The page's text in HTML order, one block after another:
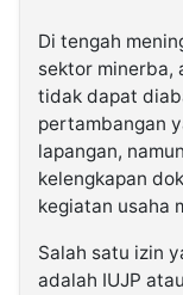
Di tengah
sektor minerba,
tidak dapat
pertambangan
lapangan,
kelengkapan
kegiatan usaha
Salah satu izin
adalah IUJP